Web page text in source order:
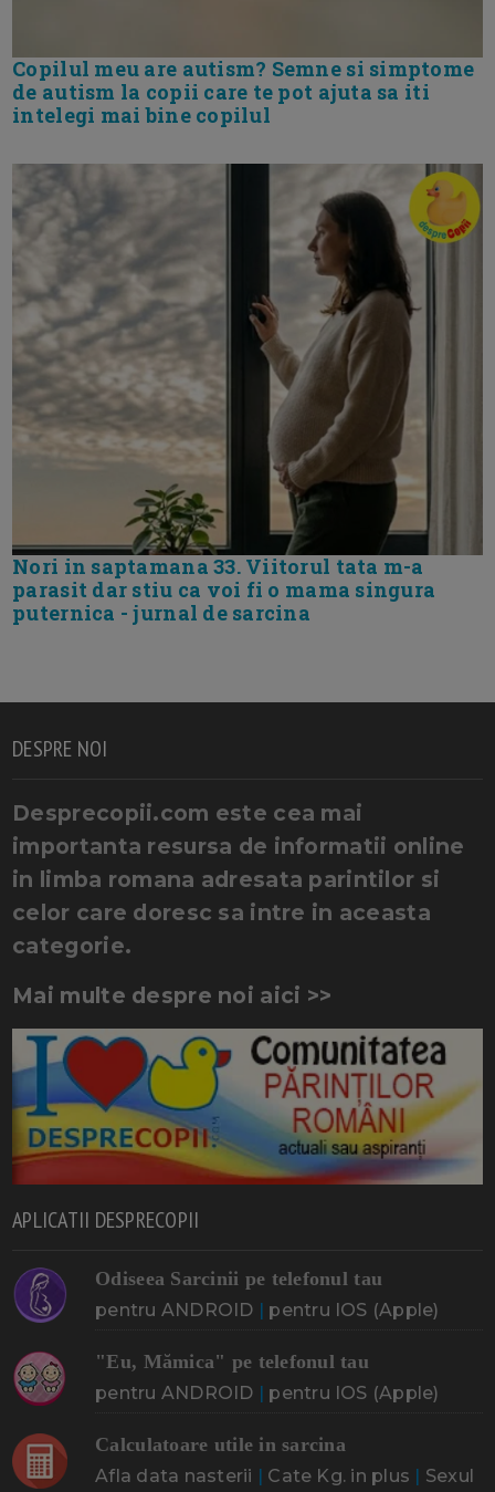
Copilul meu are autism? Semne si simptome
de autism la copii care te pot ajuta sa iti
intelegi mai bine copilul
Nori in saptamana 33. Viitorul tata m-a
parasit dar stiu ca voi fi o mama singura
puternica - jurnal de sarcina
DESPRE NOI
Desprecopii.com este cea mai
importanta resursa de informatii online
in limba romana adresata parintilor si
celor care doresc sa intre in aceasta
categorie.
Mai multe despre noi aici >>
APLICATII DESPRECOPII
Odiseea Sarcinii pe telefonul tau
pentru ANDROID pentru IOS (Apple)
"Eu, Mămica" pe telefonul tau
pentru ANDROID pentru IOS (Apple)
Calculatoare utile in sarcina
Afla data nasterii Cate Kg. in plus
Sexul